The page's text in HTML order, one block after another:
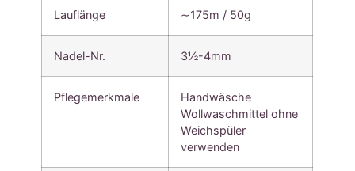
Lauflänge ∼175m / 50g
Nadel-Nr. 3½-4mm
Pflegemerkmale
Handwäsche
Wollwaschmittel ohne
Weichspüler
verwenden